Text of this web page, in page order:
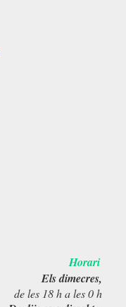
Horari
Els dimecres,
de les 18 h a les 0 h